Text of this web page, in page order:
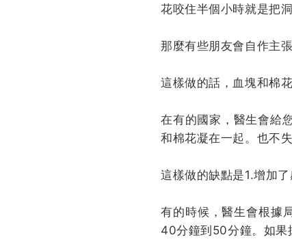
花咬住半個小時就是把
那麼有些朋友會自作主
這樣做的話，血塊和棉
在有的國家，醫生會給
和棉花凝在一起。也不
這樣做的缺點是1.增加
有的時候，醫生會根據
40分鐘到50分鐘。如果